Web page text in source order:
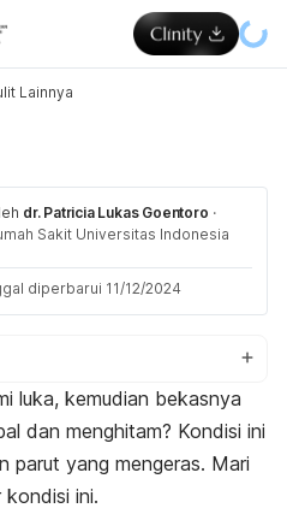
Lainnya
dr. Patricia Lukas Goentoro ·
Sakit Universitas Indonesia
diperbarui 11/12/2024
luka, kemudian bekasnya
dan menghitam? Kondisi ini
parut yang mengeras. Mari
kondisi ini.